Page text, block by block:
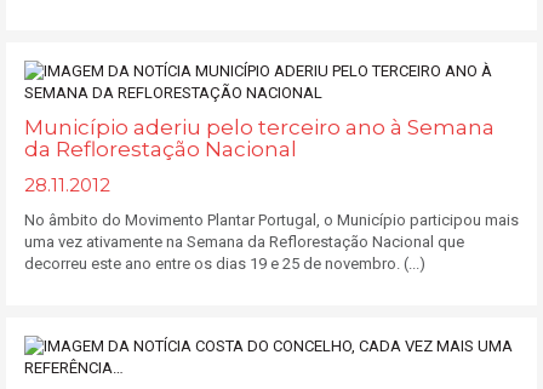
Município aderiu pelo terceiro ano à Semana
da Reflorestação Nacional
28.11.2012
No âmbito do Movimento Plantar Portugal, o Município participou mais
uma vez ativamente na Semana da Reflorestação Nacional que
decorreu este ano entre os dias 19 e 25 de novembro. (...)